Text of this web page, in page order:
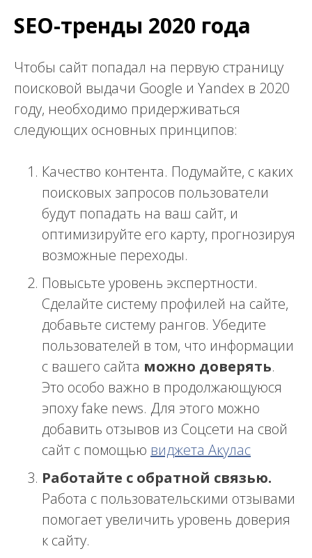
SEO-тренды 2020 года
Чтобы сайт попадал на первую страницу
поисковой выдачи Google и Yandex в 2020
году, необходимо придерживаться
следующих основных принципов:
Качество контента. Подумайте, с каких
поисковых запросов пользователи
будут попадать на ваш сайт, и
оптимизируйте его карту, прогнозируя
возможные переходы.
Повысьте уровень экспертности.
Сделайте систему профилей на сайте,
добавьте систему рангов. Убедите
пользователей в том, что информации
с вашего сайта можно доверять.
Это особо важно в продолжающуюся
эпоху fake news. Для этого можно
добавить отзывов из Соцсети на свой
сайт с помощью виджета Акулас
Работайте с обратной связью.
Работа с пользовательскими отзывами
помогает увеличить уровень доверия
к сайту.